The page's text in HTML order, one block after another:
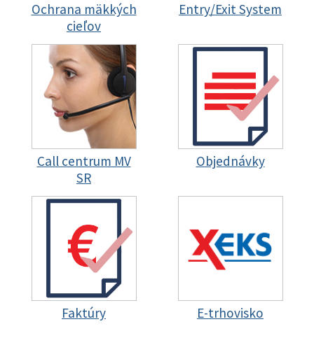
Ochrana mäkkých
cieľov
Entry/Exit System
Call centrum MV
SR
Objednávky
Faktúry E-trhovisko